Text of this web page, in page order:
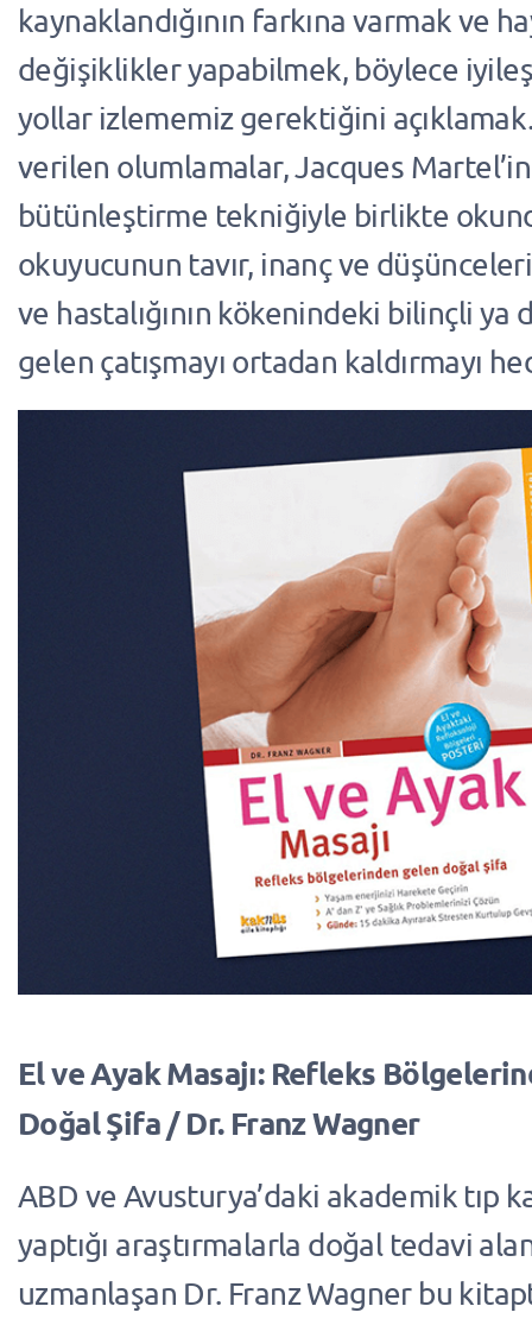
kaynaklandığının farkına varmak ve
değişiklikler yapabilmek, böylece
yollar izlememiz gerektiğini
verilen olumlamalar, Jacques Martel’in
bütünleştirme tekniğiyle birlikte
okuyucunun tavır, inanç ve
ve hastalığının kökenindeki bilinçli ya
gelen çatışmayı ortadan kaldırmayı
El ve Ayak Masajı: Refleks
Doğal Şifa / Dr. Franz Wagner
ABD ve Avusturya’daki akademik tıp
yaptığı araştırmalarla doğal tedavi
uzmanlaşan Dr. Franz Wagner bu